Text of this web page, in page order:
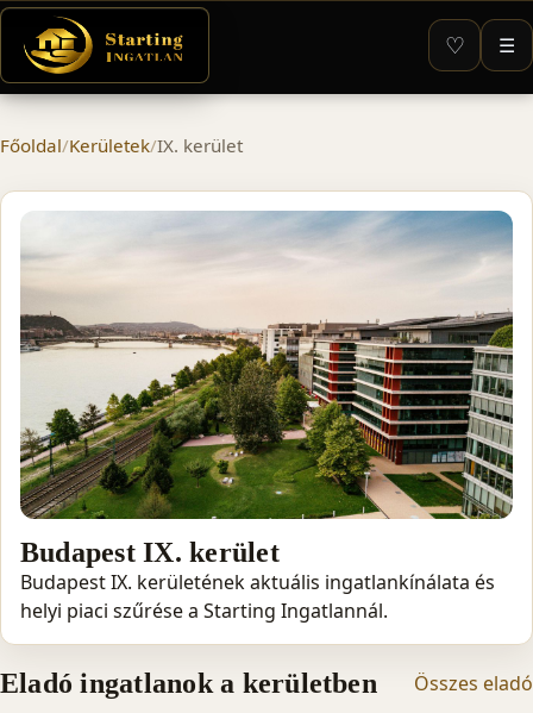
♡ ☰
Főoldal/Kerületek/IX. kerület
Budapest IX. kerület
Budapest IX. kerületének aktuális ingatlankínálata és
helyi piaci szűrése a Starting Ingatlannál.
Eladó ingatlanok a kerületben Összes eladó